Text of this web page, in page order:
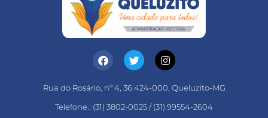
Rua do Rosário, nº 4, 36.424-000, Queluzito-MG
Telefone.: (31) 3802-0025 / (31) 99554-2604